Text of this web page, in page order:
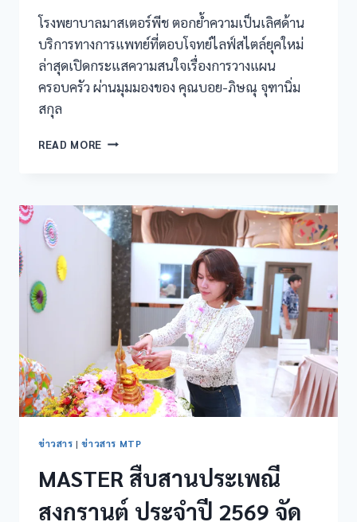
โรงพยาบาลมาสเตอร์พีช ตอกย้ำความเป็นเลิศด้าน
บริการทางการแพทย์ที่ตอบโจทย์ไลฟ์สไตล์ยุคใหม่
ล่าสุดเปิดกระแสความสนใจเรื่องการวางแผน
ครอบครัว ผ่านมุมมองของ คุณบอย-ภิษณุ จุฑานิ่ม
สกุล
READ MORE
ข่าวสาร |ข่าวสาร MTP
MASTER สืบสานประเพณี
สงกรานต์ ประจำปี 2569 จัด